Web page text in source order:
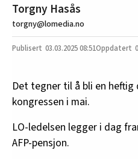
Torgny Hasås
torgny@lomedia.no
03.03.202508:51
Det tegner til å bli en
kongressen i mai.
LO-ledelsen legger i dag
AFP-pensjon.